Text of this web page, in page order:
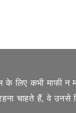
के लिए कभी माफी न
चाहते हैं, वे उनसे